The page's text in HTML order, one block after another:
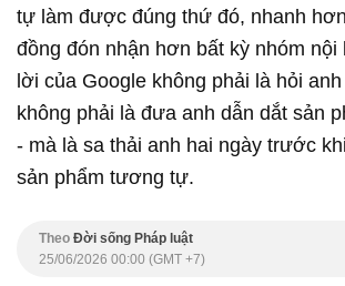
tự làm được đúng thứ đó, nhanh
đồng đón nhận hơn bất kỳ nhóm nội
lời của Google không phải là hỏi
không phải là đưa anh dẫn dắt sản
- mà là sa thải anh hai ngày trước
sản phẩm tương tự.
Theo Đời sống Pháp luật
25/06/2026 00:00 (GMT +7)